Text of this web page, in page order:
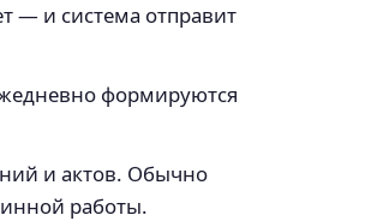
— и система отправит
формируются
и актов. Обычно
работы.